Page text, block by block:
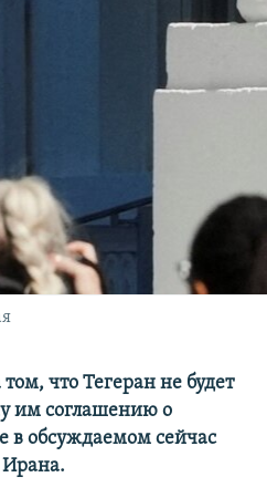
что Тегеран не будет
им соглашению о
в обсуждаемом сейчас
Ирана.